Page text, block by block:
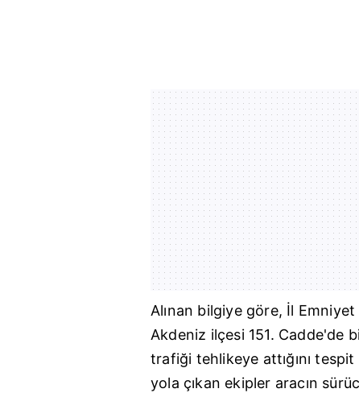
Alınan bilgiye göre, İl
Akdeniz ilçesi 151. Cadde'de
trafiği tehlikeye attığını
yola çıkan ekipler aracın